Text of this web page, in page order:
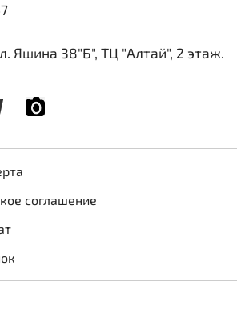
соглашение
Яшина 38"Б", ТЦ "Алтай", 2 этаж.